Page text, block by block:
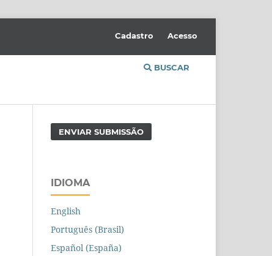
BUSCAR
Cadastro Acesso
ENVIAR SUBMISSÃO
IDIOMA
English
Português (Brasil)
Español (España)